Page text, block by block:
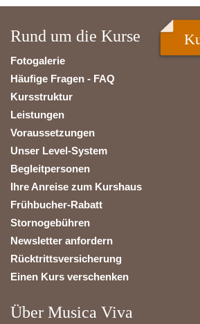
Rund um die Kurse
Fotogalerie
Häufige Fragen - FAQ
Kursstruktur
Leistungen
Voraussetzungen
Unser Level-System
Begleitpersonen
Ihre Anreise zum Kurshaus
Frühbucher-Rabatt
Stornogebühren
Newsletter anfordern
Rücktrittsversicherung
Einen Kurs verschenken
Über Musica Viva